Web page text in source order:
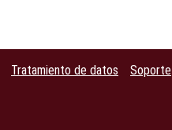
Tratamiento de datos Soporte